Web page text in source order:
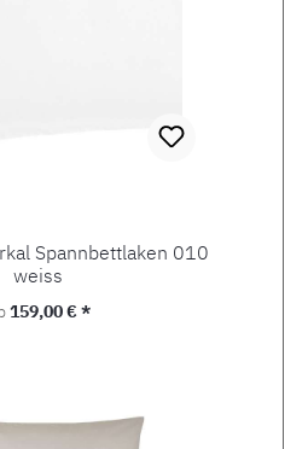
Spannbettlaken 010
weiss
Preis:
159,00 € *